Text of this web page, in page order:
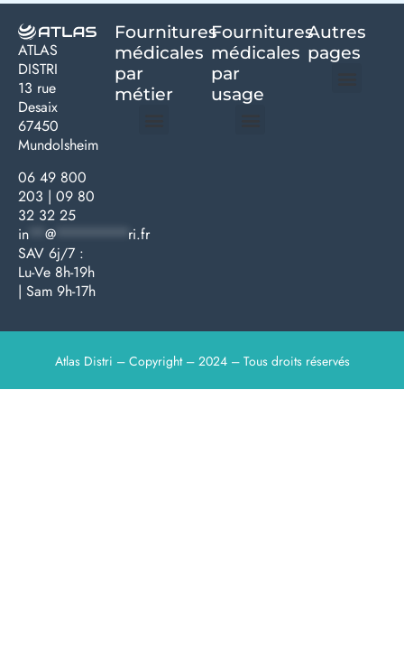
ATLAS
DISTRI
13 rue
Desaix
67450
Mundolsheim
06 49 800
203 | 09 80
32 32 25
in
@
ri.fr
SAV 6j/7 :
Lu-Ve 8h-19h
| Sam 9h-17h
Fournitures
médicales
par
métier
Fournitures
médicales
par
usage ​
Autres
pages
Atlas Distri – Copyright – 2024 – Tous droits réservés